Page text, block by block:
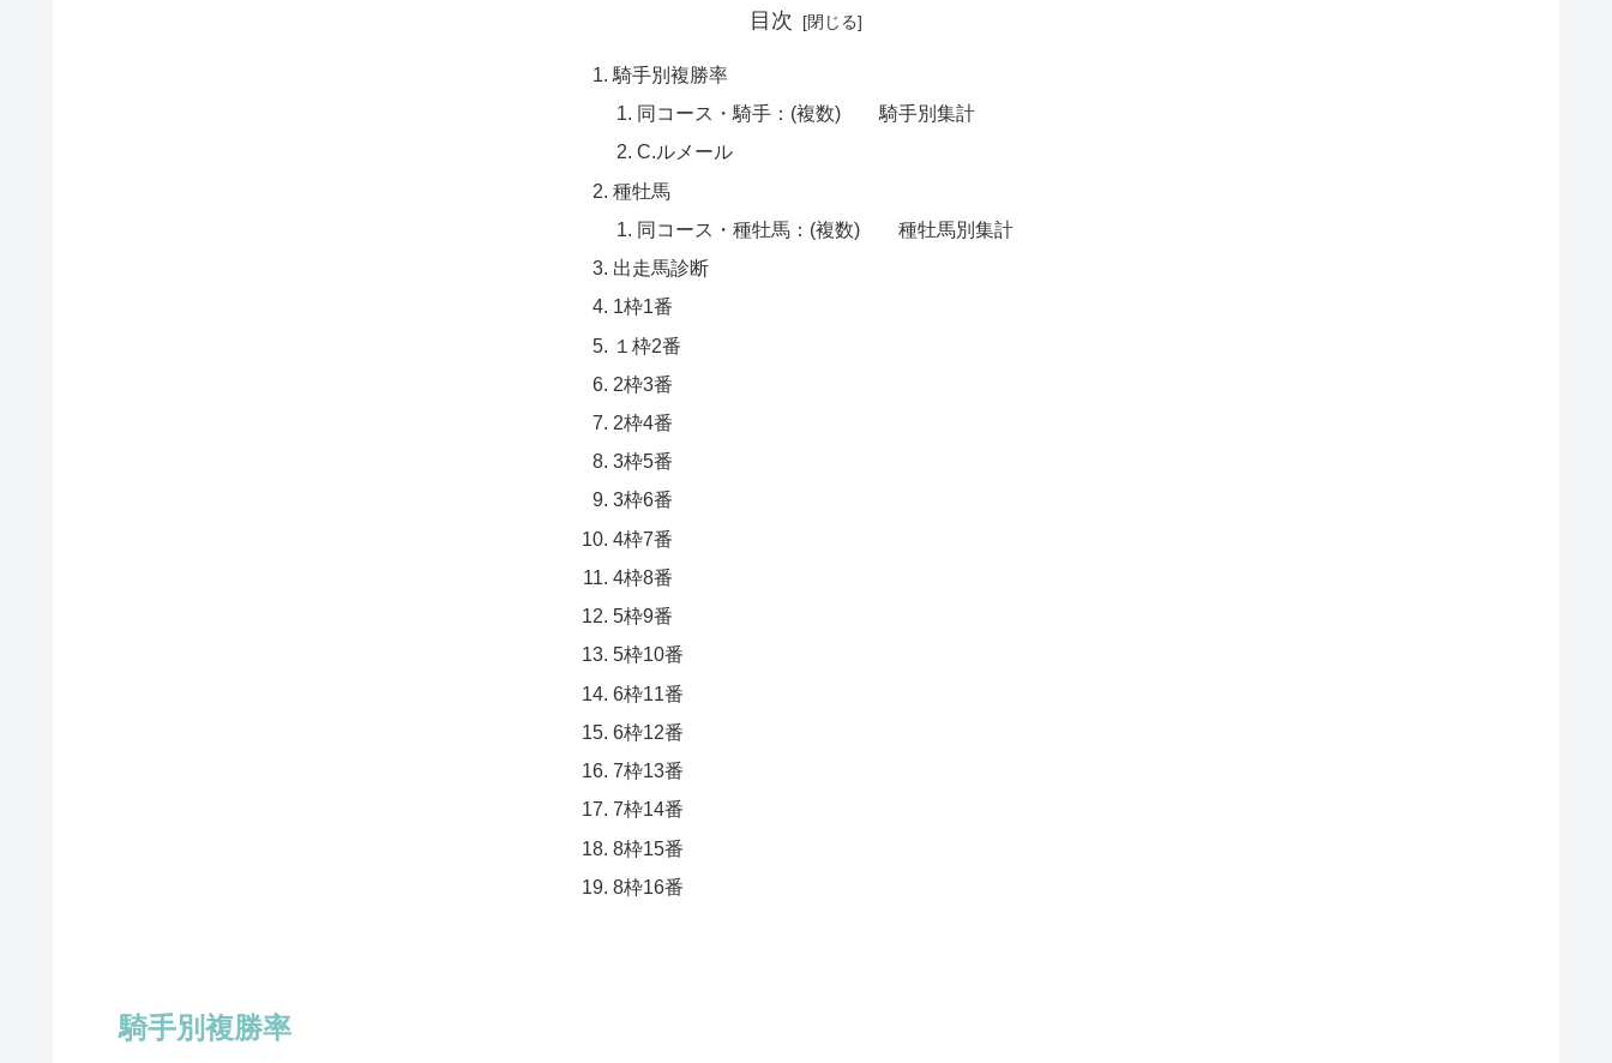
目次
騎手別複勝率
同コース・騎手：(複数) 騎手別集計
C.ルメール
種牡馬
同コース・種牡馬：(複数) 種牡馬別集計
出走馬診断
1枠1番
１枠2番
2枠3番
2枠4番
3枠5番
3枠6番
4枠7番
4枠8番
5枠9番
5枠10番
6枠11番
6枠12番
7枠13番
7枠14番
8枠15番
8枠16番
騎手別複勝率